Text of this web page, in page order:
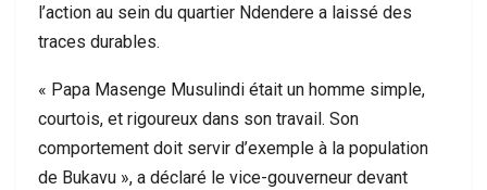
l’action au sein du quartier Ndendere a laissé des
traces durables.
« Papa Masenge Musulindi était un homme simple,
courtois, et rigoureux dans son travail. Son
comportement doit servir d’exemple à la population
de Bukavu », a déclaré le vice-gouverneur devant